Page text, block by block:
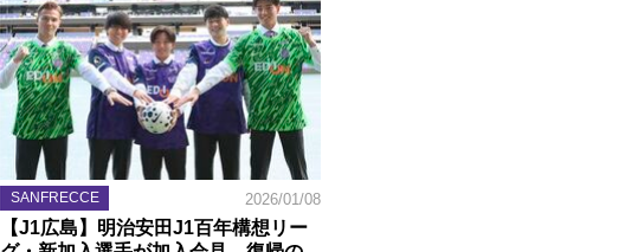
SANFRECCE 2026/01/08
【J1広島】明治安田J1百年構想リー